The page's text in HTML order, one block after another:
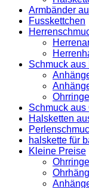
Armbänder
Fusskettchen
Schmuck
Schmuck
Halsketten
halskette für
Kleine Preise
Ohrringe